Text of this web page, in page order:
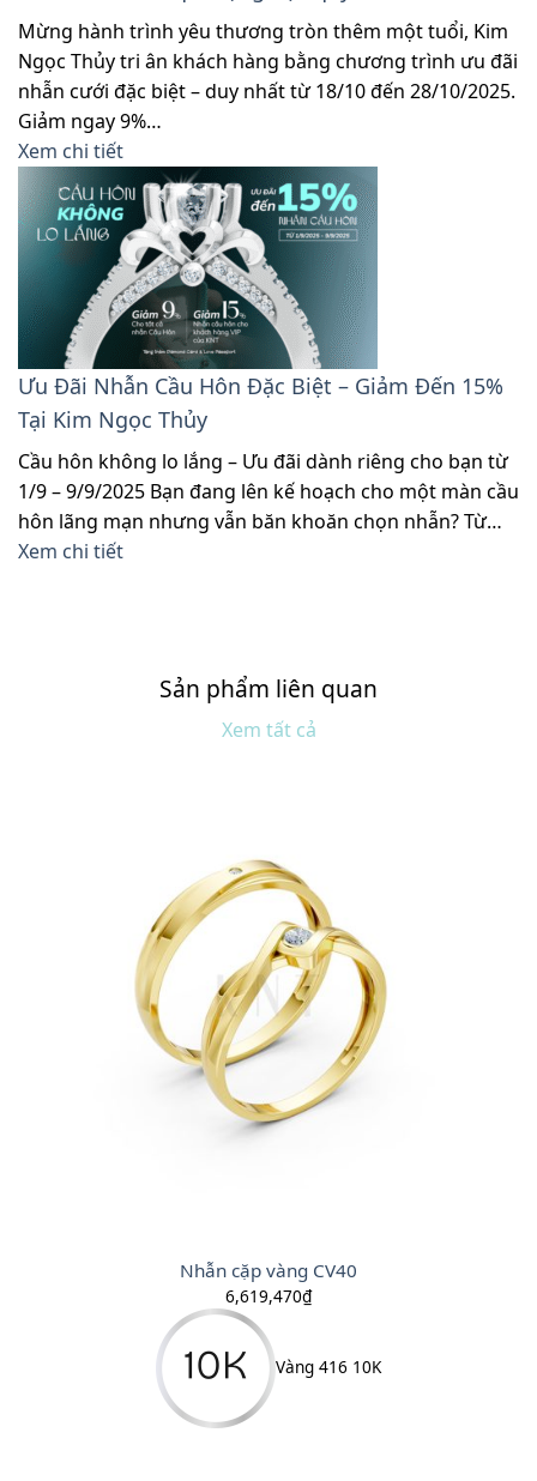
Mừng hành trình yêu thương tròn thêm một tuổi, Kim
Ngọc Thủy tri ân khách hàng bằng chương trình ưu đãi
nhẫn cưới đặc biệt – duy nhất từ 18/10 đến 28/10/2025.
Giảm ngay 9%…
Xem chi tiết
Ưu Đãi Nhẫn Cầu Hôn Đặc Biệt – Giảm Đến 15%
Tại Kim Ngọc Thủy
Cầu hôn không lo lắng – Ưu đãi dành riêng cho bạn từ
1/9 – 9/9/2025 Bạn đang lên kế hoạch cho một màn cầu
hôn lãng mạn nhưng vẫn băn khoăn chọn nhẫn? Từ…
Xem chi tiết
Sản phẩm liên quan
Xem tất cả
Nhẫn cặp vàng CV40
6,619,470₫
Vàng 416 10K